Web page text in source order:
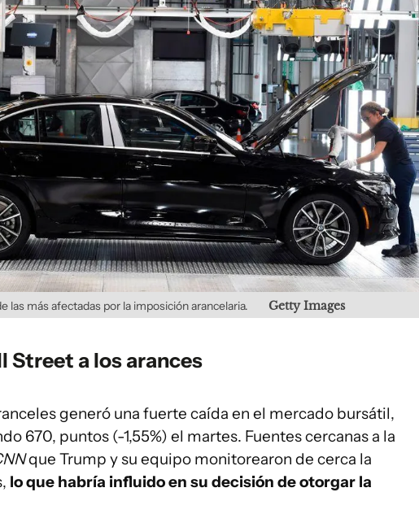
las más afectadas por la imposición arancelaria. Getty Images
Street a los arances
generó una fuerte caída en el mercado bursátil,
670, puntos (-1,55%) el martes. Fuentes cercanas a la
que Trump y su equipo monitorearon de cerca la
lo que habría influido en su decisión de otorgar la